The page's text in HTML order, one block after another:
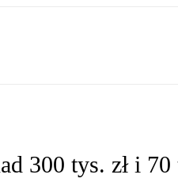
300 tys. zł i